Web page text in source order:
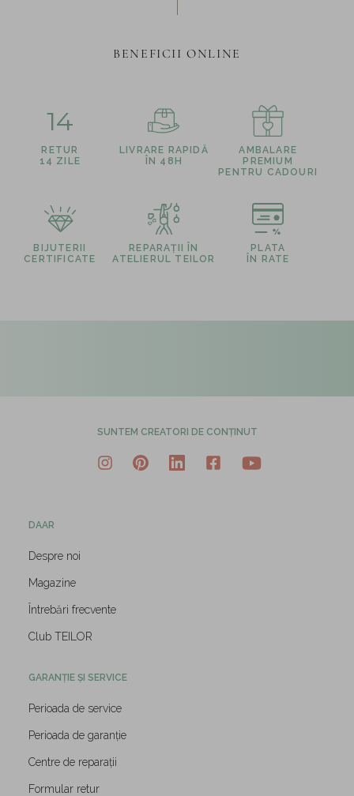
BENEFICII ONLINE
14
RETUR
14 ZILE
LIVRARE RAPIDĂ
ÎN 48H
AMBALARE
PREMIUM
PENTRU CADOURI
BIJUTERII
CERTIFICATE
REPARAȚII ÎN
ATELIERUL TEILOR
PLATA
ÎN RATE
SUNTEM CREATORI DE CONȚINUT
DAAR
Despre noi
Magazine
Întrebări frecvente
Club TEILOR
GARANȚIE ȘI SERVICE
Perioada de service
Perioada de garanție
Centre de reparații
Formular retur